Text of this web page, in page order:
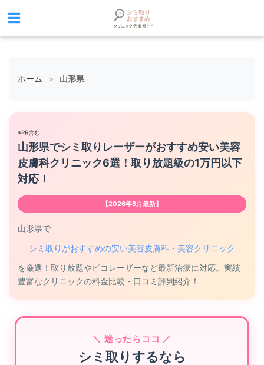
ホーム > 山形県
※PR含む
山形県でシミ取りレーザーがおすすめ安い美容
皮膚科クリニック6選！取り放題級の1万円以下
対応！
【2026年8月最新】
山形県で
シミ取りがおすすめの安い美容皮膚科・美容クリニック
を厳選！取り放題やピコレーザーなど最新治療に対応。実績
豊富なクリニックの料金比較・口コミ評判紹介！
＼ 迷ったらココ ／
シミ取りするなら